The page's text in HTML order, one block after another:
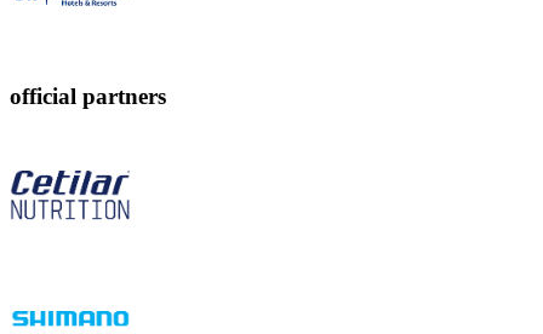
official partners